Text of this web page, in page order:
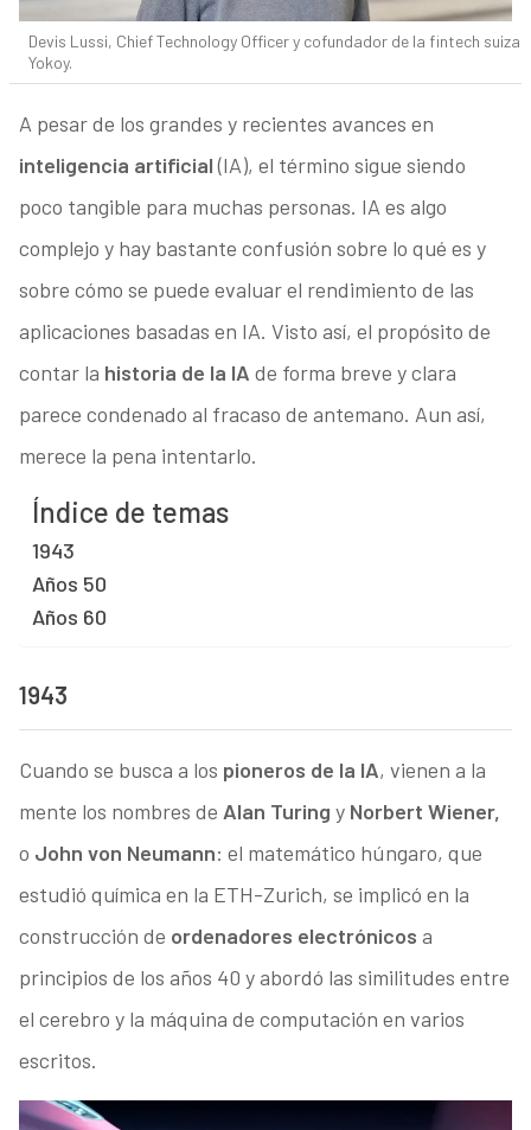
Devis Lussi, Chief Technology Officer y cofundador de la fintech suiza
Yokoy.
A pesar de los grandes y recientes avances en
inteligencia artificial(IA), el término sigue siendo
poco tangible para muchas personas. IA es algo
complejo y hay bastante confusión sobre lo qué es y
sobre cómo se puede evaluar el rendimiento de las
aplicaciones basadas en IA. Visto así, el propósito de
contar la historia de la IA de forma breve y clara
parece condenado al fracaso de antemano. Aun así,
merece la pena intentarlo.
Índice de temas
1943
Años 50
Años 60
1943
Cuando se busca a los pioneros de la IA, vienen a la
mente los nombres de Alan Turing yNorbert Wiener,
o John von Neumann: el matemático húngaro, que
estudió química en la ETH-Zurich, se implicó en la
construcción de ordenadores electrónicos a
principios de los años 40 y abordó las similitudes entre
el cerebro y la máquina de computación en varios
escritos.